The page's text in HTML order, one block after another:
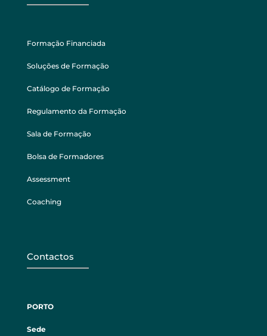
Formação Financiada
Soluções de Formação
Catálogo de Formação
Regulamento da Formação
Sala de Formação
Bolsa de Formadores
Assessment
Coaching
Contactos
PORTO
Sede